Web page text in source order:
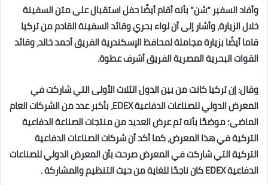
وأفاد السفير “شن” بأنه أقام أيضًا حفل استقبال على متن السفينة
خلال الزيارة، وأشار إلى أن لواء بحري وقائد السفينة القادم من تركيا
‏قاما أيضًا بزيارة مجاملة لمحافظ الإسكندرية الفريق أحمد خالد، وقائد
القوات البحرية المصرية الفريق أشرف عطوة.
وقال: إن تركيا كانت من بين الدول الثلاث الأولى التي شاركت في
المعرض الدولي للصناعات الدفاعية ‏EDEX‏، بأكبر عدد من ‏الشركات العام
الماضى؛ موضحًا بأنه تم عرض العديد من منتجات الصناعة الدفاعية
التركية في هذا المعرض، كما أكد أن ‏شركات الصناعات الدفاعية
التركية التي شاركت في المعرض صرحت بأن المعرض الدولي للصناعات
الدفاعية ‏EDEX‏ كان ‏ناجحًا للغاية من حيث التنظيم والمشاركة‎. ‎